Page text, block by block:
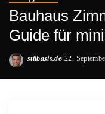
Bauhaus
Guide für
Posted
stilbasis.de 22.